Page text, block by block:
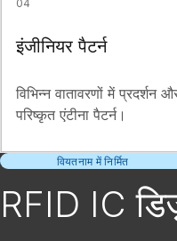
04
इंजीनियर पैटर्न
विभिन्न वातावरणों में
परिष्कृत एंटीना पैटर्न।
वियतनाम में निर्मित
RFID IC